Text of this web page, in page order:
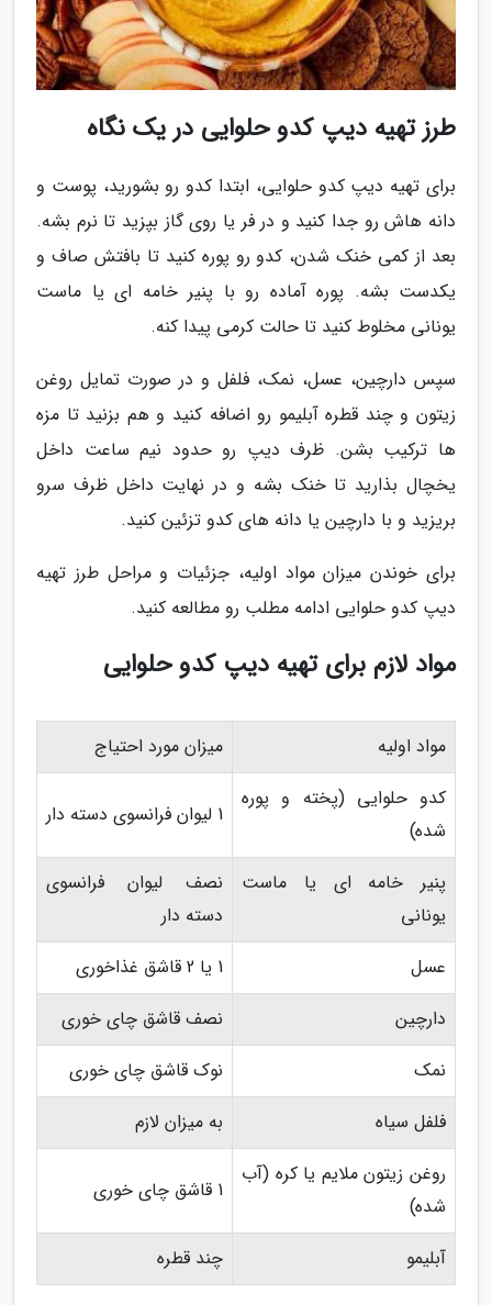
طرز تهیه دیپ کدو حلوایی در یک نگاه
برای تهیه دیپ کدو حلوایی، ابتدا کدو رو بشورید، پوست و
دانه هاش رو جدا کنید و در فر یا روی گاز بپزید تا نرم بشه.
بعد از کمی خنک شدن، کدو رو پوره کنید تا بافتش صاف و
یکدست بشه. پوره آماده رو با پنیر خامه ای یا ماست
یونانی مخلوط کنید تا حالت کرمی پیدا کنه.
سپس دارچین، عسل، نمک، فلفل و در صورت تمایل روغن
زیتون و چند قطره آبلیمو رو اضافه کنید و هم بزنید تا مزه
ها ترکیب بشن. ظرف دیپ رو حدود نیم ساعت داخل
یخچال بذارید تا خنک بشه و در نهایت داخل ظرف سرو
بریزید و با دارچین یا دانه های کدو تزئین کنید.
برای خوندن میزان مواد اولیه، جزئیات و مراحل طرز تهیه
دیپ کدو حلوایی ادامه مطلب رو مطالعه کنید.
مواد لازم برای تهیه دیپ کدو حلوایی
مواد اولیه
میزان مورد احتیاج
کدو حلوایی (پخته و پوره
شده)
1 لیوان فرانسوی دسته دار
پنیر خامه ای یا ماست
یونانی
نصف لیوان فرانسوی
دسته دار
عسل
1 یا 2 قاشق غذاخوری
دارچین
نصف قاشق چای خوری
نمک
نوک قاشق چای خوری
فلفل سیاه
به میزان لازم
روغن زیتون ملایم یا کره (آب
شده)
1 قاشق چای خوری
آبلیمو چند قطره